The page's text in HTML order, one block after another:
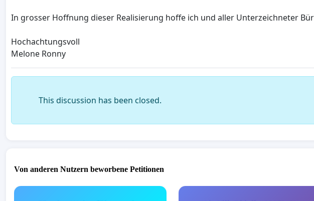
In grosser Hoffnung dieser Realisierung hoffe ich und aller Unterzeichneter
Hochachtungsvoll
Melone Ronny
This discussion has been closed.
Von anderen Nutzern beworbene Petitionen